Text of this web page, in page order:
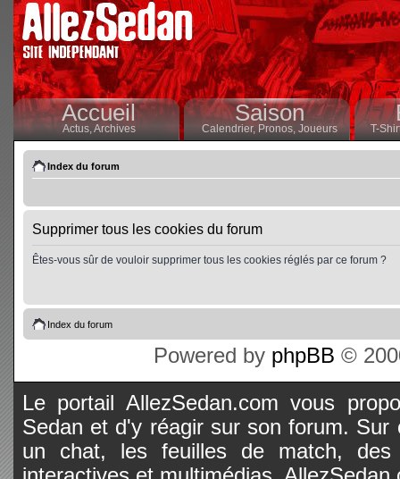
Accueil
Actus,Archives
Saison
Calendrier,Pronos, Joueurs T-
Index du forum
Supprimer tous les cookies du forum
Êtes-vous sûr de vouloir supprimer tous les cookies réglés par ce forum ?
Index du forum
Powered by phpBB ©
Le portail AllezSedan.com vous
Sedan et d'y réagir sur son forum.
un chat, les feuilles de match, des